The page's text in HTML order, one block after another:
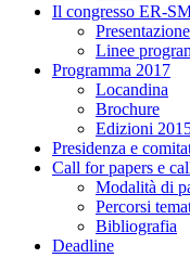
Il congresso ER-
Presentazione
Linee
Programma 2017
Locandina
Brochure
Edizioni
Presidenza e
Call for papers e
Modalità di
Percorsi
Bibliografia
Deadline